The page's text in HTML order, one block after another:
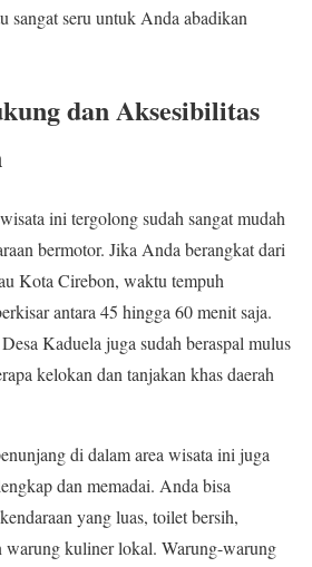
sangat seru untuk Anda abadikan
dan Aksesibilitas
ini tergolong sudah sangat mudah
bermotor. Jika Anda berangkat dari
Kota Cirebon, waktu tempuh
antara 45 hingga 60 menit saja.
Kaduela juga sudah beraspal mulus
kelokan dan tanjakan khas daerah
di dalam area wisata ini juga
dan memadai. Anda bisa
yang luas, toilet bersih,
warung kuliner lokal. Warung-warung